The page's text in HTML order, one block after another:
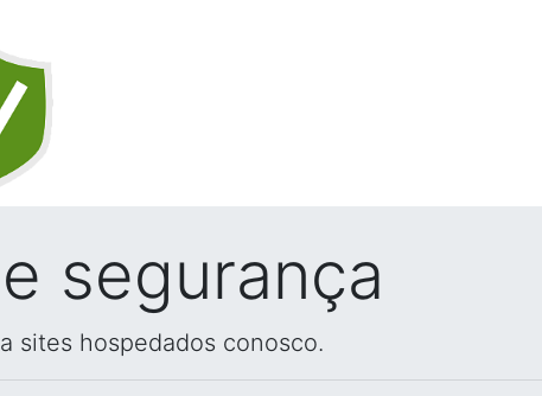
segurança
sites hospedados conosco.